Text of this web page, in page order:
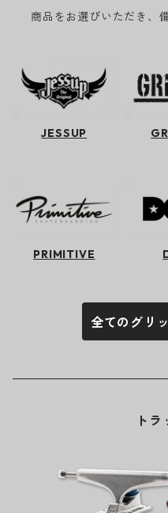
商品をお選びいただき、
JESSUP
PRIMITIVE
全てのグリ
ト